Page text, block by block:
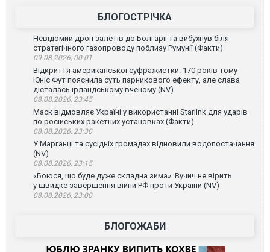
БЛОГОСТРІЧКА
Невідомий дрон залетів до Болгарії та вибухнув біля
стратегічного газопроводу поблизу Румунії (Факти)
09.08.2026, 00:01
Відкриття американської суфражистки. 170 років тому
Юніс Фут пояснила суть парникового ефекту, але слава
дісталась ірландському вченому (NV)
08.08.2026, 23:45
Маск відмовляє Україні у використанні Starlink для ударів
по російських ракетних установках (Факти)
08.08.2026, 23:30
У Марганці та сусідніх громадах відновили водопостачання
(NV)
08.08.2026, 23:15
«Боюся, що буде дуже складна зима». Вучич не вірить
у швидке завершення війни РФ проти України (NV)
08.08.2026, 23:00
БЛОГОЖАБИ